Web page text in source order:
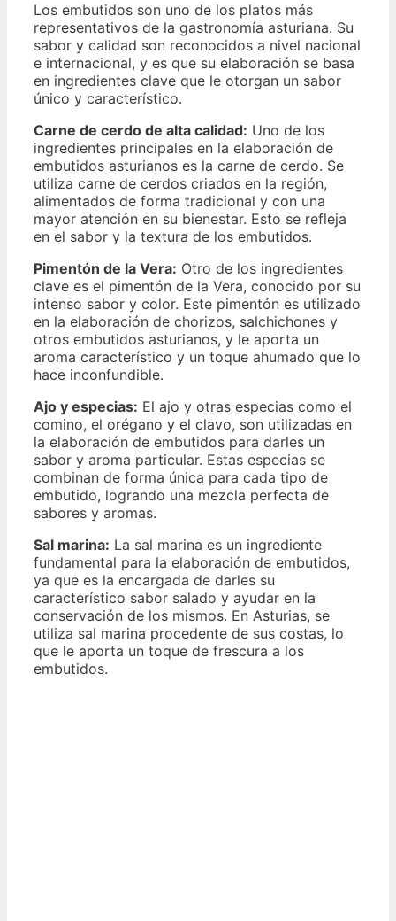
Los embutidos son uno de los platos más
representativos de la gastronomía asturiana. Su
sabor y calidad son reconocidos a nivel nacional
e internacional, y es que su elaboración se basa
en ingredientes clave que le otorgan un sabor
único y característico.
Carne de cerdo de alta calidad: Uno de los
ingredientes principales en la elaboración de
embutidos asturianos es la carne de cerdo. Se
utiliza carne de cerdos criados en la región,
alimentados de forma tradicional y con una
mayor atención en su bienestar. Esto se refleja
en el sabor y la textura de los embutidos.
Pimentón de la Vera: Otro de los ingredientes
clave es el pimentón de la Vera, conocido por su
intenso sabor y color. Este pimentón es utilizado
en la elaboración de chorizos, salchichones y
otros embutidos asturianos, y le aporta un
aroma característico y un toque ahumado que lo
hace inconfundible.
Ajo y especias: El ajo y otras especias como el
comino, el orégano y el clavo, son utilizadas en
la elaboración de embutidos para darles un
sabor y aroma particular. Estas especias se
combinan de forma única para cada tipo de
embutido, logrando una mezcla perfecta de
sabores y aromas.
Sal marina: La sal marina es un ingrediente
fundamental para la elaboración de embutidos,
ya que es la encargada de darles su
característico sabor salado y ayudar en la
conservación de los mismos. En Asturias, se
utiliza sal marina procedente de sus costas, lo
que le aporta un toque de frescura a los
embutidos.